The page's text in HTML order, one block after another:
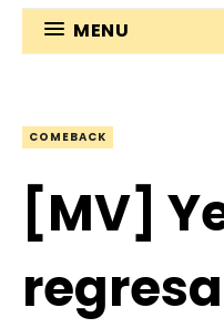
MENU
COMEBACK
[MV]